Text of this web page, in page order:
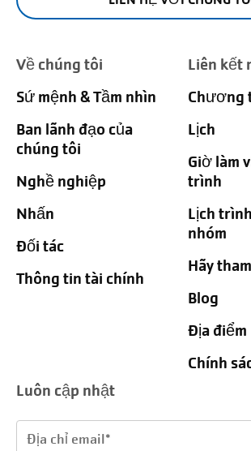
Về chúng tôi
Sứ mệnh & Tầm nhìn
Ban lãnh đạo của
chúng tôi
Nghề nghiệp
Nhấn
Đối tác
Thông tin tài chính
Liên kết
Chương
Lịch
Giờ làm
trình
Lịch
nhóm
Hãy
Blog
Địa điểm
Chính
Luôn cập nhật
Địa